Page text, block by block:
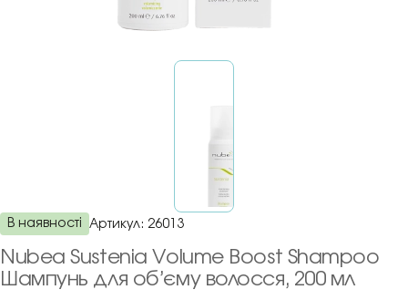
В наявності Артикул: 26013
Nubea Sustenia Volume Boost Shampoo
Шампунь для об’єму волосся, 200 мл